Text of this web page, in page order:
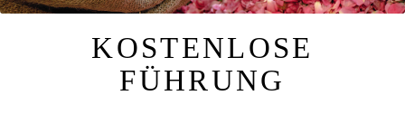
KOSTENLOSE
FÜHRUNG